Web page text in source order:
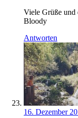
Viele Grüße und
Bloody
Antworten
16. Dezember